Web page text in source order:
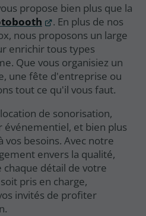
propose bien plus que la
. En plus de nos
nous proposons un large
enrichir tous types
Que vous organisiez un
une fête d'entreprise ou
tout ce qu'il vous faut.
de sonorisation,
événementiel, et bien plus
besoins. Avec notre
envers la qualité,
chaque détail de votre
pris en charge,
invités de profiter